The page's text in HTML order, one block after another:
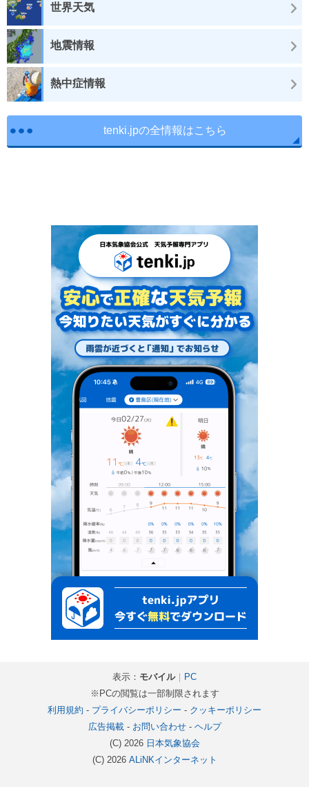
世界天気
地震情報
熱中症情報
tenki.jpの全情報はこちら
表示： モバイル｜ PC
※PCの閲覧は一部制限されます
利用規約 - プライバシーポリシー - クッキーポリシー
広告掲載- お問い合わせ- ヘルプ
(C) 2026 日本気象協会
(C) 2026 ALiNKインターネット